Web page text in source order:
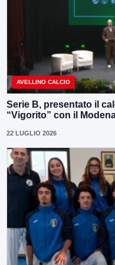
AVELLINO CALCIO
Serie B, presentato il
“Vigorito” con il
22 LUGLIO 2026